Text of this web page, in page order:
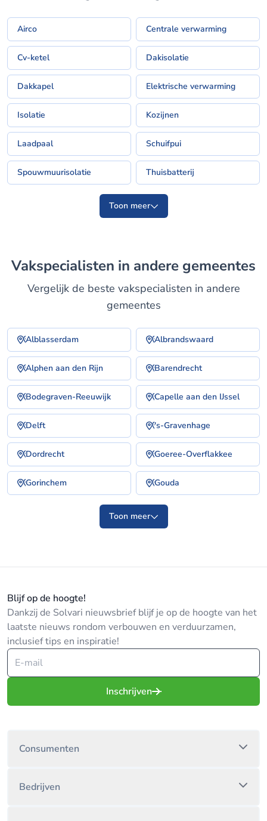
Airco Centrale verwarming
Cv-ketel Dakisolatie
Dakkapel Elektrische verwarming
Isolatie Kozijnen
Laadpaal Schuifpui
Spouwmuurisolatie Thuisbatterij
Toon meer
Vakspecialisten in andere gemeentes
Vergelijk de beste vakspecialisten in andere
gemeentes
Alblasserdam Albrandswaard
Alphen aan den Rijn Barendrecht
Bodegraven-Reeuwijk Capelle aan den IJssel
Delft 's-Gravenhage
Dordrecht Goeree-Overflakkee
Gorinchem Gouda
Toon meer
Blijf op de hoogte!
Dankzij de Solvari nieuwsbrief blijf je op de hoogte van het
laatste nieuws rondom verbouwen en verduurzamen,
inclusief tips en inspiratie!
Inschrijven
Consumenten
Bedrijven